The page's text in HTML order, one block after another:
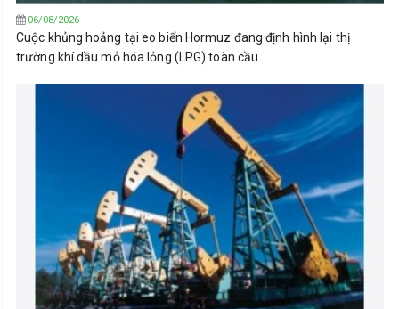
06/08/2026
Cuộc khủng hoảng tại eo biển Hormuz đang định hình lại thị
trường khí dầu mỏ hóa lỏng (LPG) toàn cầu